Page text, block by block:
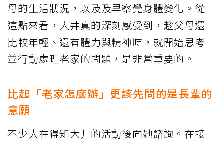
母的生活狀況，以及及早察覺身體變化。從
這點來看，大井真的深刻感受到，趁父母還
比較年輕、還有體力與精神時，就開始思考
並行動處理老家的問題，是非常重要的。
比起「老家怎麼辦」更該先問的是長輩的
意願
不少人在得知大井的活動後向她諮詢。在接